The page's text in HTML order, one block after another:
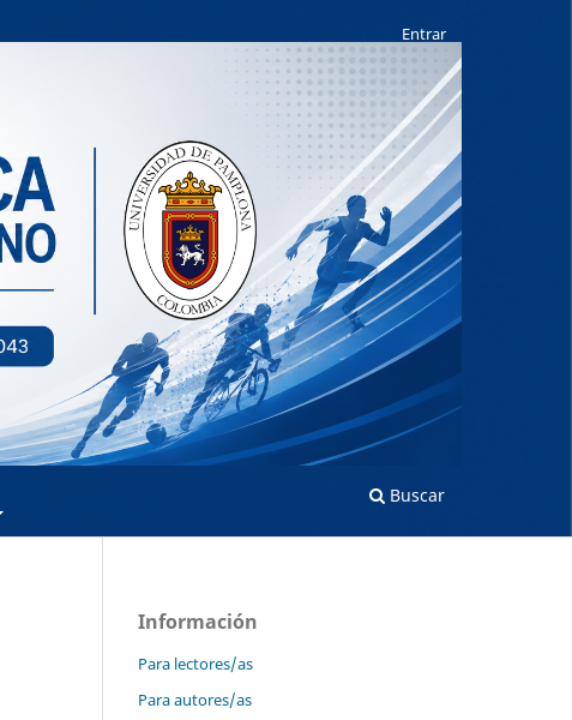
Buscar
Entrar
Información
Para lectores/as
Para autores/as